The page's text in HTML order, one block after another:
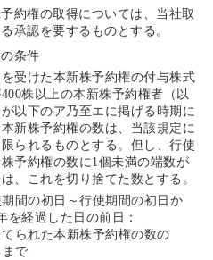
約権の取得については、当社取
承認を要するものとする。
条件
受けた本新株予約権の付与株式
株以上の本新株予約権者（以
以下のア乃至エに掲げる時期に
新株予約権の数は、当該規定に
られるものとする。但し、行使
予約権の数に1個未満の端数が
、これを切り捨てた数とする。
間の初日～行使期間の初日か
を経過した日の前日：
られた本新株予約権の数の
まで